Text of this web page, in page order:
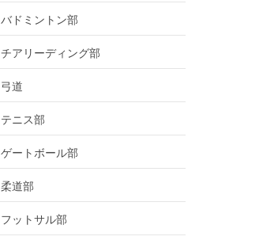
バドミントン部
チアリーディング部
弓道
テニス部
ゲートボール部
柔道部
フットサル部